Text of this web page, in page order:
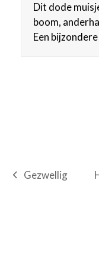
Dit dode
boom,
Een
previous
Gezwellig